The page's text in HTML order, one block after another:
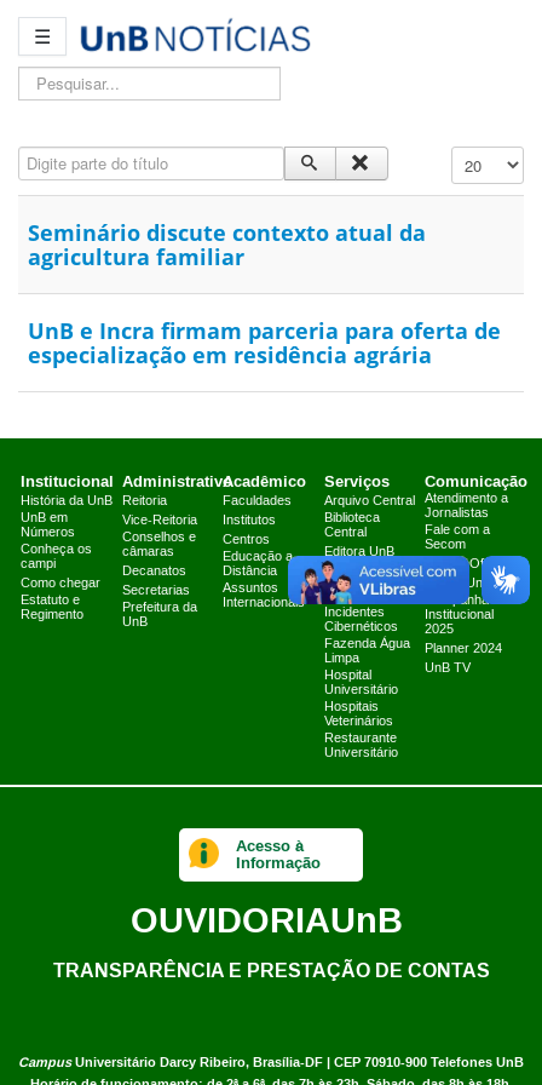
☰
Pesquisar...
Digite parte do título Exibir #
Seminário discute contexto atual da
agricultura familiar
UnB e Incra firmam parceria para oferta de
especialização em residência agrária
Institucional
História da UnB
UnB em
Números
Conheça os
campi
Como chegar
Estatuto e
Regimento
Administrativo
Reitoria
Vice-Reitoria
Conselhos e
câmaras
Decanatos
Secretarias
Prefeitura da
UnB
Acadêmico
Faculdades
Institutos
Centros
Educação a
Distância
Assuntos
Internacionais
Serviços
Arquivo Central
Biblioteca
Central
Editora UnB
Equipe de
Tratamento e
Resposta a
Incidentes
Cibernéticos
Fazenda Água
Limpa
Hospital
Universitário
Hospitais
Veterinários
Restaurante
Universitário
Comunicação
Atendimento a
Jornalistas
Fale com a
Secom
Canais Oficiais
Marca UnB
Campanha
Institucional
2025
Planner 2024
UnB TV
CampusUniversitário Darcy Ribeiro, Brasília-DF | CEP 70910-900 Telefones UnB
Acesso à
Informação
OUVIDORIAUnB
TRANSPARÊNCIA E PRESTAÇÃO DE CONTAS